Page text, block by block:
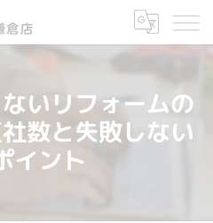
いリフォームの
数と失敗しない
イント